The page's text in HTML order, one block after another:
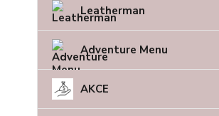
Leatherman
Adventure Menu
AKCE